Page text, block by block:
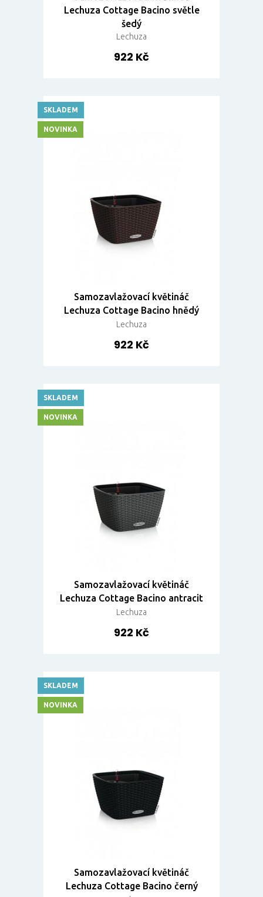
Lechuza Cottage Bacino světle
šedý
Lechuza
922 Kč
Samozavlažovací květináč
Lechuza Cottage Bacino hnědý
Lechuza
922 Kč
SKLADEM
NOVINKA
Samozavlažovací květináč
Lechuza Cottage Bacino antracit
Lechuza
922 Kč
SKLADEM
NOVINKA
Samozavlažovací květináč
Lechuza Cottage Bacino černý
SKLADEM
NOVINKA